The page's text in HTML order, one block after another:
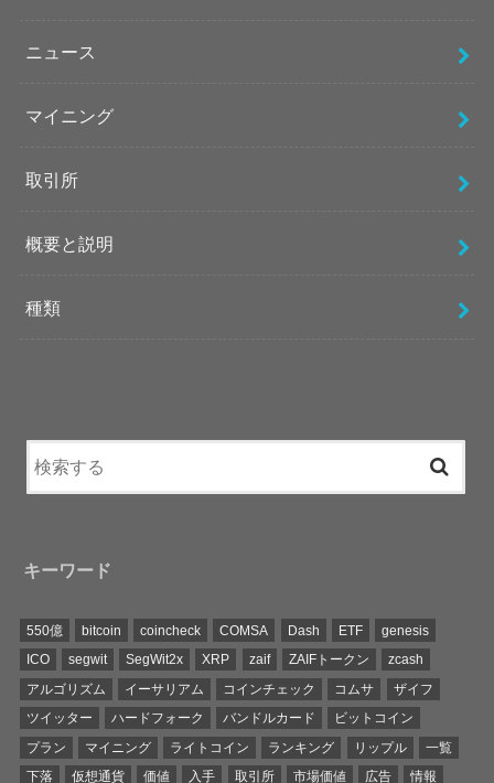
ニュース
マイニング
取引所
概要と説明
種類
キーワード
550億 bitcoin coincheck COMSA Dash ETF
genesis
ICO
segwit SegWit2x XRP zaif ZAIFトークン
zcash
アルゴリズム
イーサリアム コインチェック コムサ
ザイフ
ツイッター
ハードフォーク バンドルカード
ビットコイン
プラン
マイニング ライトコイン ランキング リップル
一覧
下落
仮想通貨 価値 入手 取引所 市場価値 広告 情報